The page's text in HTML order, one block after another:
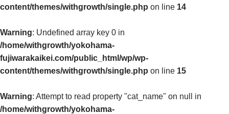
content/themes/withgrowth/single.php on line 14
Warning: Undefined array key 0 in
/home/withgrowth/yokohama-
fujiwarakaikei.com/public_html/wp/wp-
content/themes/withgrowth/single.php on line 15
Warning: Attempt to read property "cat_name" on null in
/home/withgrowth/yokohama-